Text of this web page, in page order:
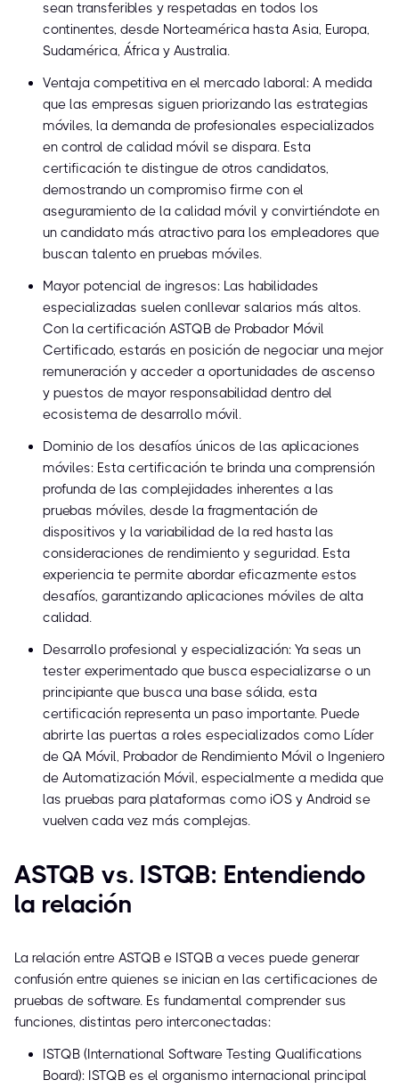
sean transferibles y respetadas en todos los
continentes, desde Norteamérica hasta Asia, Europa,
Sudamérica, África y Australia.
Ventaja competitiva en el mercado laboral: A medida
que las empresas siguen priorizando las estrategias
móviles, la demanda de profesionales especializados
en control de calidad móvil se dispara. Esta
certificación te distingue de otros candidatos,
demostrando un compromiso firme con el
aseguramiento de la calidad móvil y convirtiéndote en
un candidato más atractivo para los empleadores que
buscan talento en pruebas móviles.
Mayor potencial de ingresos: Las habilidades
especializadas suelen conllevar salarios más altos.
Con la certificación ASTQB de Probador Móvil
Certificado, estarás en posición de negociar una mejor
remuneración y acceder a oportunidades de ascenso
y puestos de mayor responsabilidad dentro del
ecosistema de desarrollo móvil.
Dominio de los desafíos únicos de las aplicaciones
móviles: Esta certificación te brinda una comprensión
profunda de las complejidades inherentes a las
pruebas móviles, desde la fragmentación de
dispositivos y la variabilidad de la red hasta las
consideraciones de rendimiento y seguridad. Esta
experiencia te permite abordar eficazmente estos
desafíos, garantizando aplicaciones móviles de alta
calidad.
Desarrollo profesional y especialización: Ya seas un
tester experimentado que busca especializarse o un
principiante que busca una base sólida, esta
certificación representa un paso importante. Puede
abrirte las puertas a roles especializados como Líder
de QA Móvil, Probador de Rendimiento Móvil o Ingeniero
de Automatización Móvil, especialmente a medida que
las pruebas para plataformas como iOS y Android se
vuelven cada vez más complejas.
ASTQB vs. ISTQB: Entendiendo
la relación
La relación entre ASTQB e ISTQB a veces puede generar
confusión entre quienes se inician en las certificaciones de
pruebas de software. Es fundamental comprender sus
funciones, distintas pero interconectadas:
ISTQB (International Software Testing Qualifications
Board): ISTQB es el organismo internacional principal